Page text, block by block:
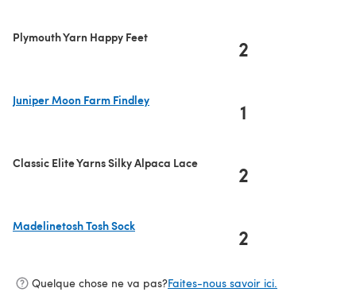
Plymouth Yarn Happy Feet 2
Juniper Moon Farm Findley
1
Classic Elite Yarns Silky Alpaca Lace 2
Madelinetosh Tosh Sock
2
Quelque chose ne va pas?Faites-nous savoir ici.